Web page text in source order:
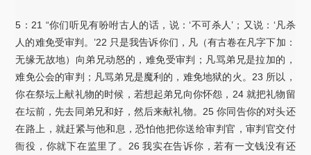
5：21 “你们听见有吩咐古人的话，说：‘不可杀人’；又说：‘凡杀
人的难免受审判。’22 只是我告诉你们，凡（有古卷在凡字下加：
无缘无故地）向弟兄动怒的，难免受审判；凡骂弟兄是拉加的，
难免公会的审判；凡骂弟兄是魔利的，难免地狱的火。23 所以，
你在祭坛上献礼物的时候，若想起弟兄向你怀怨，24 就把礼物留
在坛前，先去同弟兄和好，然后来献礼物。25 你同告你的对头还
在路上，就赶紧与他和息，恐怕他把你送给审判官，审判官交付
衙役，你就下在监里了。26 我实在告诉你，若有一文钱没有还